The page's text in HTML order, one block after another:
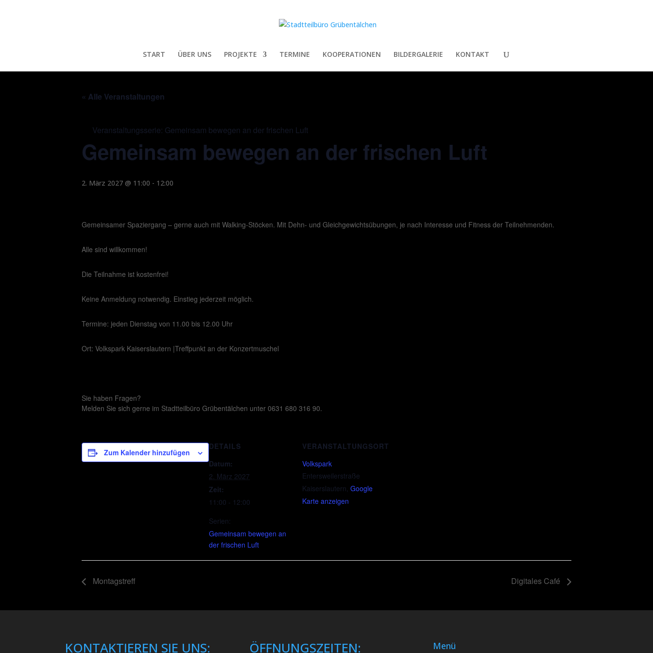
START ÜBER UNS PROJEKTE TERMINE KOOPERATIONEN BILDERGALERIE KONTAKT
« Alle Veranstaltungen
Veranstaltungsserie: Gemeinsam bewegen an der frischen Luft
Gemeinsam bewegen an der frischen Luft
2. März 2027 @ 11:00 - 12:00
Gemeinsamer Spaziergang – gerne auch mit Walking-Stöcken. Mit Dehn- und Gleichgewichtsübungen, je nach Interesse und Fitness der Teilnehmenden.
Alle sind willkommen!
Die Teilnahme ist kostenfrei!
Keine Anmeldung notwendig. Einstieg jederzeit möglich.
Termine: jeden Dienstag von 11.00 bis 12.00 Uhr
Ort: Volkspark Kaiserslautern |Treffpunkt an der Konzertmuschel
Sie haben Fragen?
Melden Sie sich gerne im Stadtteilbüro Grübentälchen unter 0631 680 316 90.
Zum Kalender hinzufügen
DETAILS
Datum:
2. März 2027
Zeit:
11:00 - 12:00
Serien:
Gemeinsam bewegen an
der frischen Luft
VERANSTALTUNGSORT
Volkspark
Entersweilerstraße
Kaiserslautern, Google
Karte anzeigen
Montagstreff Digitales Café
KONTAKTIEREN SIE UNS: ÖFFNUNGSZEITEN: Menü